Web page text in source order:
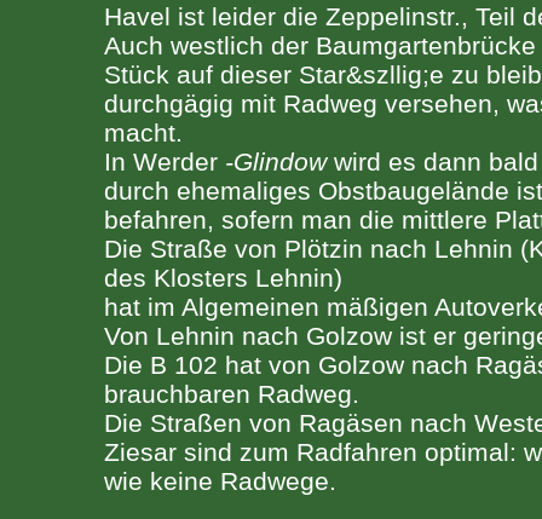
Havel ist leider die Zeppelinstr., Teil
Auch westlich der
Stück auf dieser Star&szllig;e zu
durchgägig mit Radweg versehen,
macht.
In Werder -Glindowwird es dann
durch ehemaliges Obstbaugelände
befahren, sofern man die mittlere
Die Straße von Plötzin nach Lehnin
des Klosters Lehnin)
hat im Algemeinen mäßigen
Von Lehnin nach Golzow ist er
Die B 102 hat von Golzow nach
brauchbaren Radweg.
Die Straßen von Ragäsen nach
Ziesar sind zum Radfahren optimal:
wie keine Radwege.